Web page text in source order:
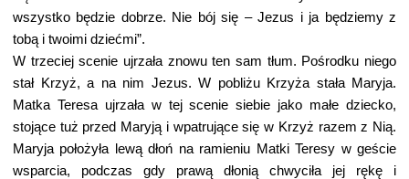
wszystko będzie dobrze. Nie bój się – Jezus i ja będziemy z
tobą i twoimi dziećmi”.
W trzeciej scenie ujrzała znowu ten sam tłum. Pośrodku niego
stał Krzyż, a na nim Jezus. W pobliżu Krzyża stała Maryja.
Matka Teresa ujrzała w tej scenie siebie jako małe dziecko,
stojące tuż przed Maryją i wpatrujące się w Krzyż razem z Nią.
Maryja położyła lewą dłoń na ramieniu Matki Teresy w geście
wsparcia, podczas gdy prawą dłonią chwyciła jej rękę i